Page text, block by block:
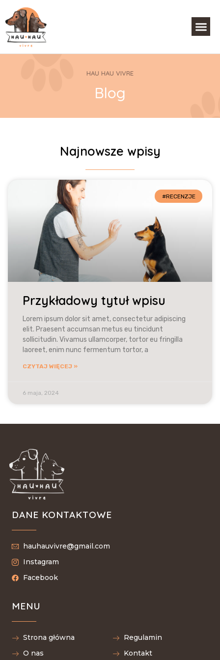
HAU HAU VIVRE
Blog
Najnowsze wpisy
#RECENZJE
Przykładowy tytuł wpisu
Lorem ipsum dolor sit amet, consectetur adipiscing
elit. Praesent accumsan metus eu tincidunt
sollicitudin. Vivamus ullamcorper, tortor eu fringilla
laoreet, enim nunc fermentum tortor, a
CZYTAJ WIĘCEJ »
6 maja, 2024
DANE KONTAKTOWE
hauhauvivre@gmail.com
Instagram
Facebook
MENU
Strona główna
O nas
Regulamin
Kontakt